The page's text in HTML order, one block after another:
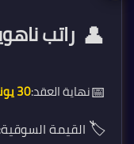
👤 راتب
نهاية العقد:30 يونيو 2027
🏷️القيمة السوقية:€28 مليون